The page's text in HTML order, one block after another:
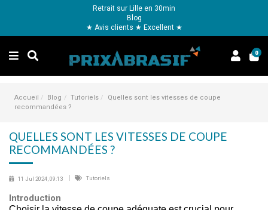
Retrait sur Lille en 30min
Blog
★ Avis clients ★ Excellent ★
0
Accueil Blog Tutoriels
Quelles sont les vitesses de coupe
recommandées ?
QUELLES SONT LES VITESSES DE COUPE
RECOMMANDÉES ?
11 Jul 2024, 09:13 Tutoriels
Introduction